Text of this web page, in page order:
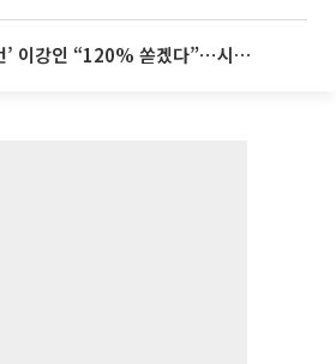
AT마드리드 ‘7번’ 이강인 “120% 쏟겠다”⋯시메오네 감독 “필요한 선수”